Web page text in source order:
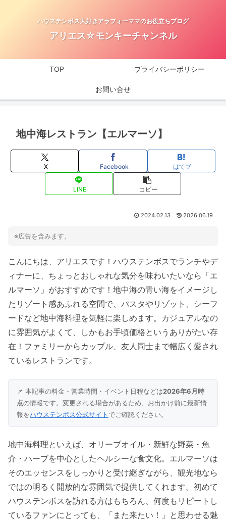
ハウステンボス大好きアラフォーママのお役立ちブログ
アリエス☆モンキーチャンネル
TOP プライバシーポリシー
お問い合せ
地中海レストラン【エルマーソ】
X Facebook はてブ
LINE コピー
2024.02.13 2026.06.19
※広告を含みます。
こんにちは、アリエスです！ハウステンボスでランチやデ
ィナーに、ちょっとおしゃれな気分を味わいたいなら「エ
ルマーソ」がおすすめです！地中海の青い海をイメージし
たリゾート感あふれる空間で、パスタやリゾット、シーフ
ードなど地中海料理を気軽に楽しめます。カジュアルなの
に雰囲気がよくて、しかもお手頃価格というありがたい存
在！ファミリーからカップル、友人同士まで幅広く愛され
ているレストランです。
📌 本記事の料金・営業時間・イベント日程などは2026年6月時
点の情報です。変更される場合があるため、お出かけ前に最新情
報をハウステンボス公式サイト でご確認ください。
地中海料理といえば、オリーブオイル・新鮮な野菜・魚
介・ハーブを中心としたヘルシーな食文化。エルマーソは
そのエッセンスをしっかりと受け継ぎながら、観光地なら
ではの明るく開放的な雰囲気で提供してくれます。初めて
ハウステンボスを訪れる方はもちろん、何度もリピートし
ているファンにとっても、「また来たい！」と思わせる魅